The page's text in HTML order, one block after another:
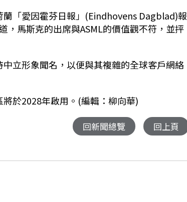
「愛因霍芬日報」(Eindhovens Dagblad)報
，馬斯克的出席與ASML的價值觀不符，並抨
立形象聞名，以便與其複雜的全球客戶網絡
於2028年啟用。(編輯：柳向華)
回新聞總覽 回上頁